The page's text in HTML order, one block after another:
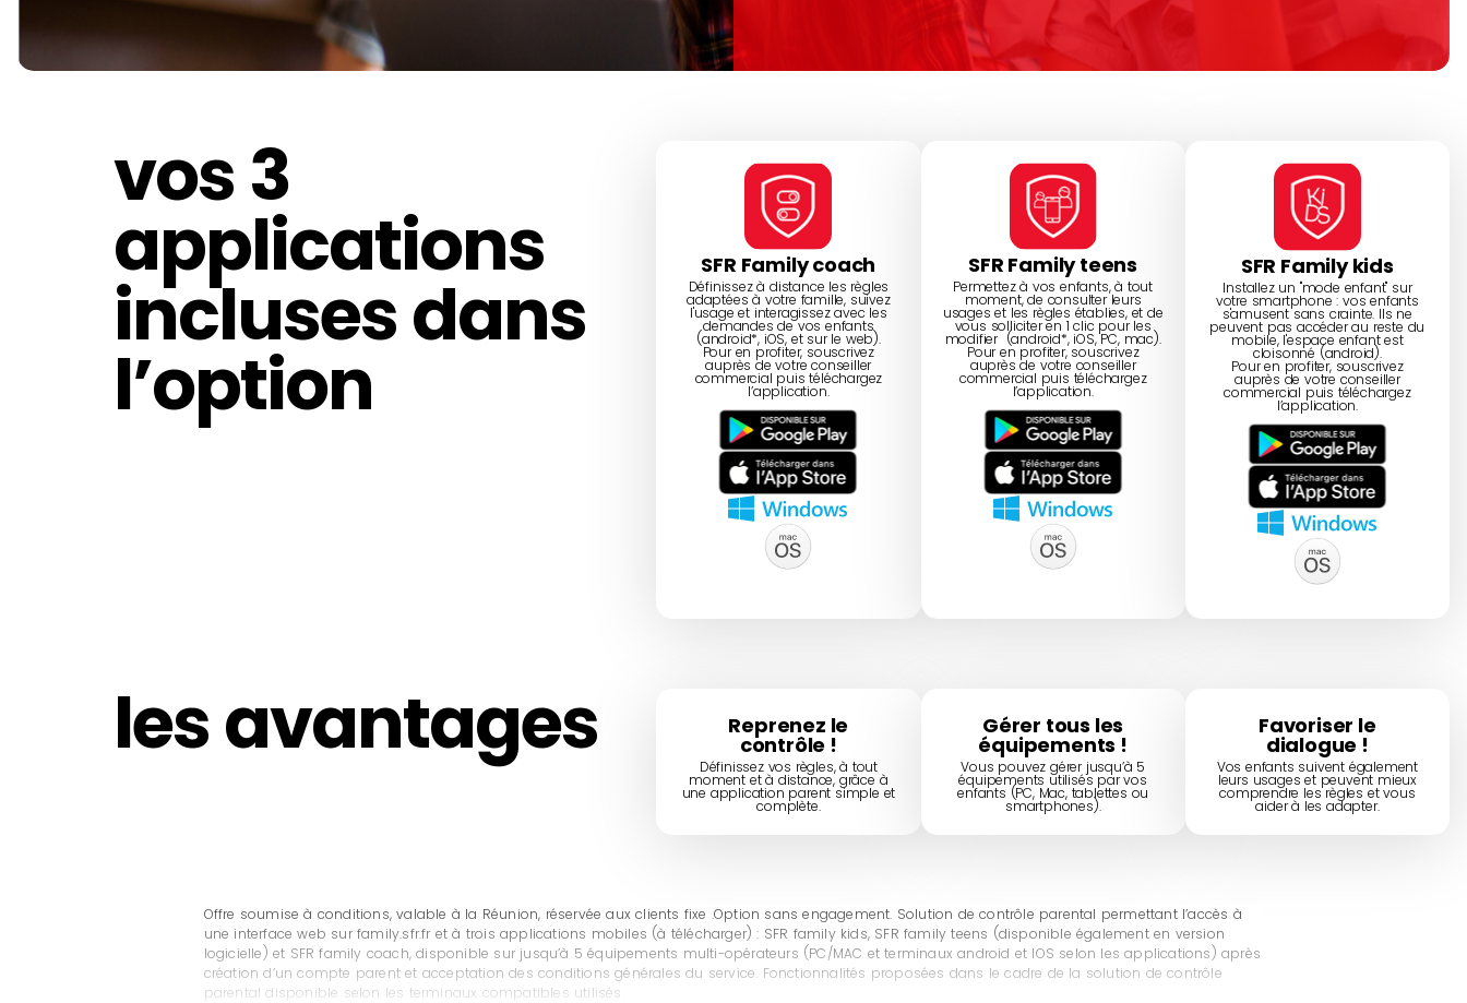
vos 3
applications
incluses dans
l’option
SFR Family coach
Définissez à distance les règles
adaptées à votre famille, suivez
l'usage et interagissez avec les
demandes de vos enfants
(android*, iOS, et sur le web).
Pour en profiter, souscrivez
auprès de votre conseiller
commercial puis téléchargez
l’application.
SFR Family teens
Permettez à vos enfants, à tout
moment, de consulter leurs
usages et les règles établies, et de
vous solliciter en 1 clic pour les
modifier (android*, iOS, PC, mac).
Pour en profiter, souscrivez
auprès de votre conseiller
commercial puis téléchargez
l’application.
SFR Family kids
Installez un "mode enfant" sur
votre smartphone : vos enfants
s'amusent sans crainte. Ils ne
peuvent pas accéder au reste du
mobile, l'espace enfant est
cloisonné (android).
Pour en profiter, souscrivez
auprès de votre conseiller
commercial puis téléchargez
l’application.
les avantages Reprenez le
contrôle !
Définissez vos règles, à tout
moment et à distance, grâce à
une application parent simple et
complète.
Gérer tous les
équipements !
Vous pouvez gérer jusqu’à 5
équipements utilisés par vos
enfants (PC, Mac, tablettes ou
smartphones).
Favoriser le
dialogue !
Vos enfants suivent également
leurs usages et peuvent mieux
comprendre les règles et vous
aider à les adapter.
Offre soumise à conditions, valable à la Réunion, réservée aux clients fixe .Option sans engagement. Solution de contrôle parental permettant l’accès à
une interface web sur family.sfr.fr et à trois applications mobiles (à télécharger) : SFR family kids, SFR family teens (disponible également en version
logicielle) et SFR family coach, disponible sur jusqu’à 5 équipements multi-opérateurs (PC/MAC et terminaux android et IOS selon les applications) après
création d’un compte parent et acceptation des conditions générales du service. Fonctionnalités proposées dans le cadre de la solution de contrôle
parental disponible selon les terminaux compatibles utilisés.